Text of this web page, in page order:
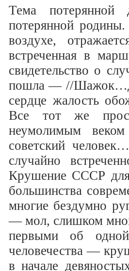
Тема потерянной
потерянной родины.
воздухе,
встреченная в
свидетельство о
пошла — //
сердце жалость
Все тот же
неумолимым
советский
случайно
Крушение СССР
большинства
многие бездумно
— мол, слишком
первыми об
человечества —
в начале